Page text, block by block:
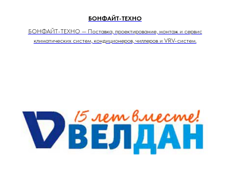
БОНФАЙТ-ТЕХНО
БОНФАЙТ-ТЕХНО — Поставка, проектирование, монтаж и сервис
климатических систем, кондиционеров, чиллеров и VRV-систем.